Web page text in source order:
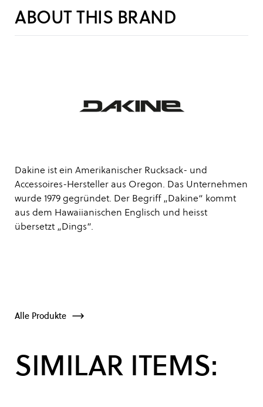
ABOUT THIS BRAND
Dakine ist ein Amerikanischer Rucksack- und
Accessoires-Hersteller aus Oregon. Das Unternehmen
wurde 1979 gegründet. Der Begriff „Dakine“ kommt
aus dem Hawaiianischen Englisch und heisst
übersetzt „Dings“.
Alle Produkte
SIMILAR ITEMS: